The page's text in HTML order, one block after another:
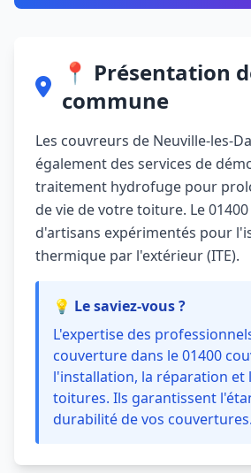
📍 Présentation
commune
Les couvreurs de Neuville-les-
également des services de
traitement hydrofuge pour
de vie de votre toiture. Le
d'artisans expérimentés pour
thermique par l'extérieur (ITE).
💡 Le saviez-vous ?
L'expertise des
couverture dans le 01400
l'installation, la réparation et
toitures. Ils garantissent
durabilité de vos couvertures.